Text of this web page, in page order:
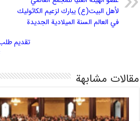
لأهل البيت(ع) يبارك لزعيم الكاثوليك
في العالم السنة الميلادية الجديدة
تقديم طلب
مقالات مشابهة